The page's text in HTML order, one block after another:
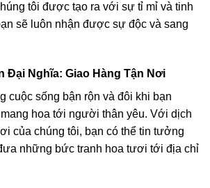
tôi được tạo ra với sự tỉ mỉ và tinh
sẽ luôn nhận được sự độc và sang
Đại Nghĩa: Giao Hàng Tận Nơi
cuộc sống bận rộn và đôi khi bạn
hoa tới người thân yêu. Với dịch
của chúng tôi, bạn có thể tin tưởng
những bức tranh hoa tươi tới địa chỉ